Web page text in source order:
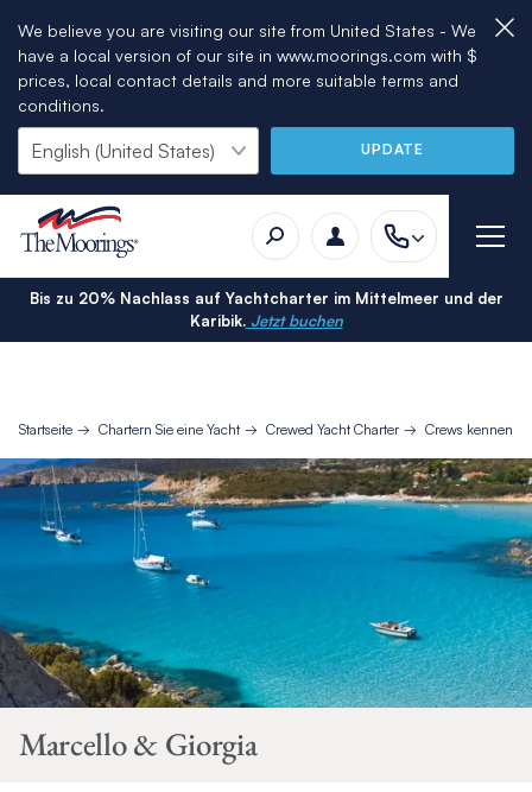
We believe you are visiting our site from United States - We
have a local version of our site in www.moorings.com with $
prices, local contact details and more suitable terms and
conditions.
UPDATE
Bis zu 20% Nachlass auf Yachtcharter im Mittelmeer und der
Karibik.Jetzt buchen
Startseite Chartern Sie eine Yacht Crewed Yacht Charter Crews
Marcello & Giorgia